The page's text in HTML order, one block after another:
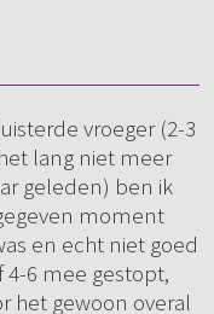
vroeger (2-3
lang niet meer
geleden) ben ik
moment
en echt niet goed
6 mee gestopt,
het gewoon overal